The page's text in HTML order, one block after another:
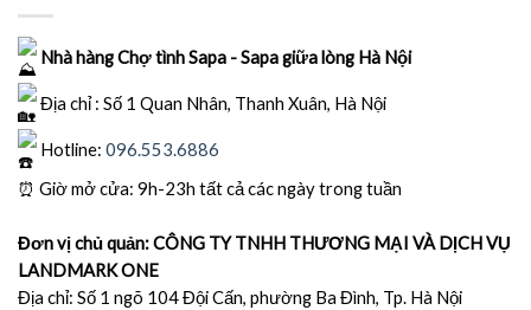
Nhà hàng Chợ tình Sapa - Sapa giữa lòng Hà Nội
Địa chỉ : Số 1 Quan Nhân, Thanh Xuân, Hà Nội
Hotline: 096.553.6886
⏰ Giờ mở cửa: 9h-23h tất cả các ngày trong tuần
Đơn vị chủ quản: CÔNG TY TNHH THƯƠNG MẠI VÀ DỊCH VỤ
LANDMARK ONE
Địa chỉ: Số 1 ngõ 104 Đội Cấn, phường Ba Đình, Tp. Hà Nội